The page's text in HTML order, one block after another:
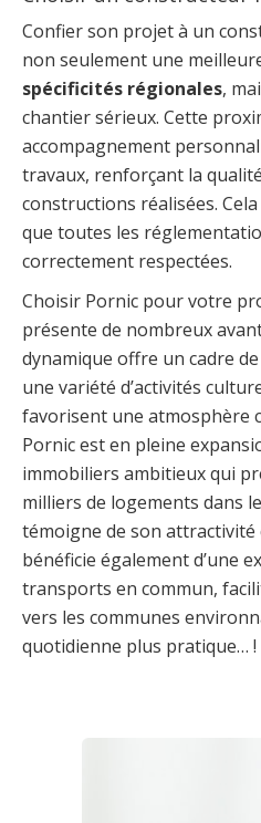
Confier son projet à un
non seulement une
spécificités régionales,
chantier sérieux. Cette
accompagnement
travaux, renforçant la
constructions réalisées.
que toutes les
correctement respectées.
Choisir Pornic pour votre
présente de nombreux
dynamique offre un cadre
une variété d’activités
favorisent une atmosphère
Pornic est en pleine
immobiliers ambitieux qui
milliers de logements dans
témoigne de son attractivité
bénéficie également d’une
transports en commun,
vers les communes
quotidienne plus pratique… !